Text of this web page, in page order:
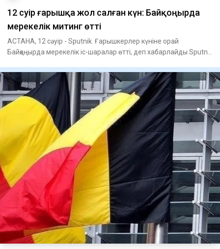
12 сәуір ғарышқа жол салған күн: Байқоңырда
мерекелік митинг өтті
АСТАНА, 12 сәуір - Sputnik. Ғарышкерлер күніне орай
Байқоңырда мерекелік іс-шаралар өтті, деп хабарлайды Sputnik